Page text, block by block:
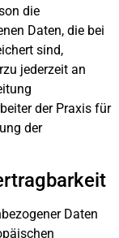
die
Daten, die bei
sind,
jederzeit an
der Praxis für
der
Daten